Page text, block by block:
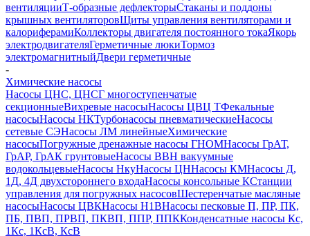
вентиляцииТ-образные дефлекторыСтаканы и поддоны
крышных вентиляторовЩиты управления вентиляторами и
калориферамиКоллекторы двигателя постоянного токаЯкорь
электродвигателяГерметичные люкиТормоз
электромагнитныйДвери герметичные
-
Химические насосы
Насосы ЦНС, ЦНСГ многоступенчатые
секционныеВихревые насосыНасосы ЦВЦ ТФекальные
насосыНасосы НКТурбонасосы пневматическиеНасосы
сетевые СЭНасосы ЛМ линейныеХимические
насосыПогружные дренажные насосы ГНОМНасосы ГрАТ,
ГрАР, ГрАК грунтовыеНасосы ВВН вакуумные
водокольцевыеНасосы НкуНасосы ЦННасосы КМНасосы Д,
1Д, 4Д двухстороннего входаНасосы консольные КСтанции
управления для погружных насосовШестеренчатые масляные
насосыНасосы ЦВКНасосы Н1ВНасосы песковые П, ПР, ПК,
ПБ, ПВП, ПРВП, ПКВП, ППР, ППККонденсатные насосы Кс,
1Кс, 1КсВ, КсВ